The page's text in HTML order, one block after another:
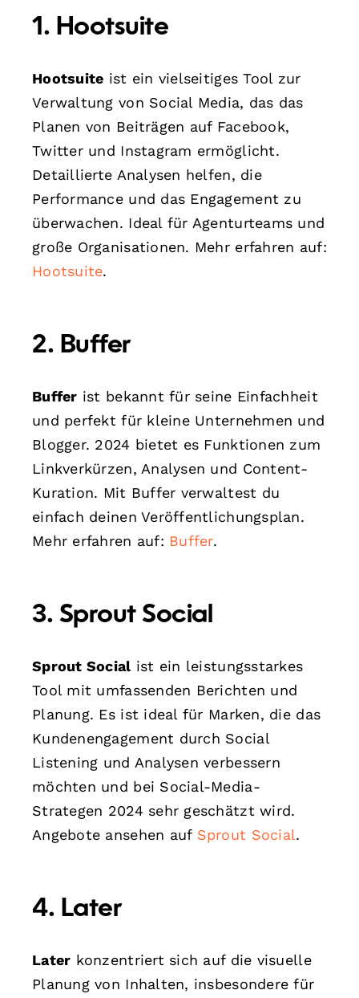
1. Hootsuite
Hootsuite ist ein vielseitiges Tool zur
Verwaltung von Social Media, das das
Planen von Beiträgen auf Facebook,
Twitter und Instagram ermöglicht.
Detaillierte Analysen helfen, die
Performance und das Engagement zu
überwachen. Ideal für Agenturteams und
große Organisationen. Mehr erfahren auf:
Hootsuite.
2. Buffer
Buffer ist bekannt für seine Einfachheit
und perfekt für kleine Unternehmen und
Blogger. 2024 bietet es Funktionen zum
Linkverkürzen, Analysen und Content-
Kuration. Mit Buffer verwaltest du
einfach deinen Veröffentlichungsplan.
Mehr erfahren auf: Buffer.
3. Sprout Social
Sprout Social ist ein leistungsstarkes
Tool mit umfassenden Berichten und
Planung. Es ist ideal für Marken, die das
Kundenengagement durch Social
Listening und Analysen verbessern
möchten und bei Social-Media-
Strategen 2024 sehr geschätzt wird.
Angebote ansehen auf Sprout Social.
4. Later
Later konzentriert sich auf die visuelle
Planung von Inhalten, insbesondere für